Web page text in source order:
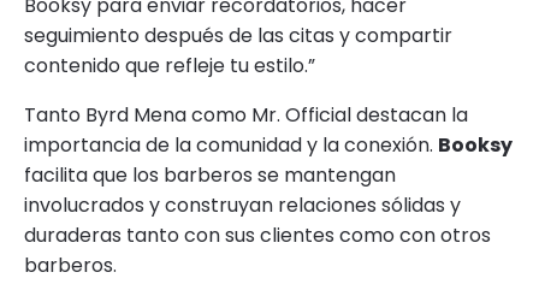
Booksy para enviar recordatorios, hacer
seguimiento después de las citas y compartir
contenido que refleje tu estilo.”
Tanto Byrd Mena como Mr. Official destacan la
importancia de la comunidad y la conexión. Booksy
facilita que los barberos se mantengan
involucrados y construyan relaciones sólidas y
duraderas tanto con sus clientes como con otros
barberos.